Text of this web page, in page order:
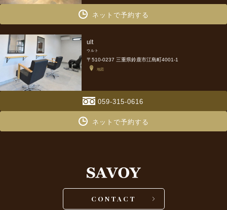
ネットで予約する
ult
ウルト
〒510-0237 三重県鈴鹿市江島町4001-1
地図
059-315-0616
ネットで予約する
CONTACT